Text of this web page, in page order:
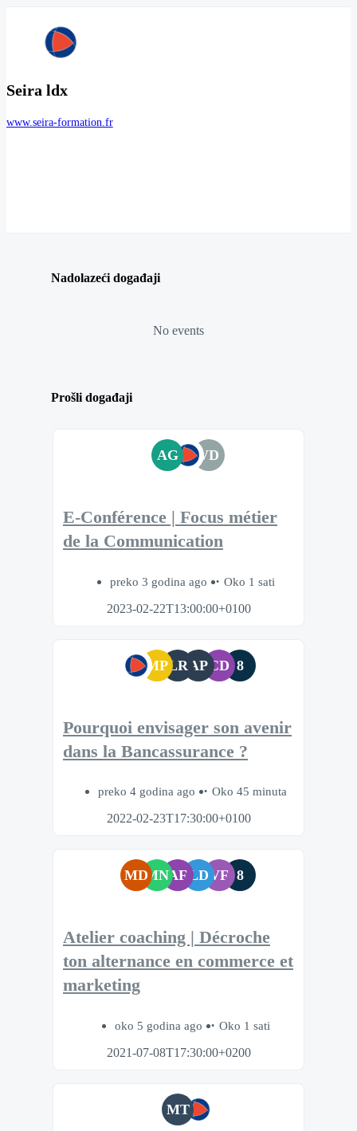
Seira ldx
www.seira-formation.fr
Nadolazeći događaji
No events
Prošli događaji
AG VD
E-Conférence | Focus métier
de la Communication
preko 3 godina ago
Oko 1 sati
2023-02-22T13:00:00+0100
MPLR AP CD 8
Pourquoi envisager son avenir
dans la Bancassurance ?
preko 4 godina ago
Oko 45 minuta
2022-02-23T17:30:00+0100
MDMNAF LD VF 8
Atelier coaching | Décroche
ton alternance en commerce et
marketing
oko 5 godina ago
Oko 1 sati
2021-07-08T17:30:00+0200
MT